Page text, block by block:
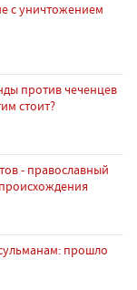
с уничтожением
против чеченцев
стоит?
- православный
прошло